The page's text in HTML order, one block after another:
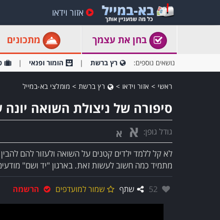
אזור וידאו
בחן את עצמך מתכונים
נושאים נוספים: רץ ברשת הומור ופנאי
ראשי > אזור וידאו > רץ ברשת > מומלצי בא-במייל
סיפורה של ניצולת השואה יונה
גודל גופן: א א
לא קל ללמד ילדים קטנים על השואה ולעזור להם
מתמיד כמה חשוב לעשות זאת. בארגון "יד ושם"
אהבו:
52 שתף שמור למועדפים הרשמה